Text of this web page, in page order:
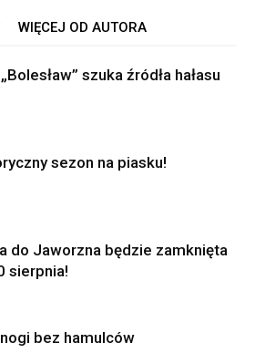
WIĘCEJ OD AUTORA
szuka źródła hałasu
sezon na piasku!
do Jaworzna będzie zamknięta
sierpnia!
bez hamulców